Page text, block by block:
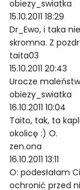
obiezy_swiatka
15.10.2011 18:29
Dr_Ewo, i taka
skromna. Z
taita03
15.10.2011 20:43
Urocze
obiezy_swiatka
16.10.2011 10:04
Taito, tak, ta
okolicę :) O.
zen.ona
16.10.2011 13:11
O: podesłałam
ochronić przed